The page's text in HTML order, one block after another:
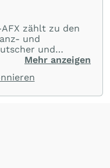
zählt zu den
und
und
auf ein
und schnell
Mehr anzeigen